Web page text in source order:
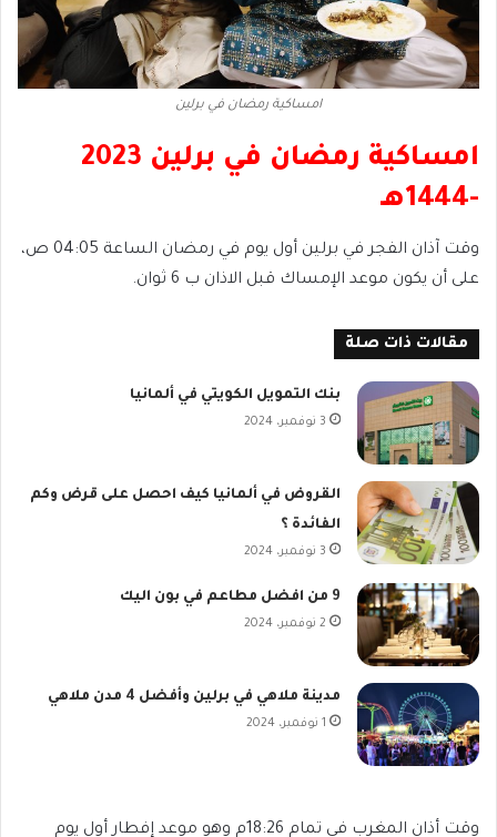
امساكية رمضان في برلين
امساكية رمضان في برلين 2023
-1444هـ
وقت آذان الفجر في برلين
أول يوم في رمضان الساعة 04:05 ص،
على أن يكون موعد الإمساك قبل الاذان ب 6 ثوان.
مقالات ذات صلة
بنك التمويل الكويتي في ألمانيا
3 نوفمبر، 2024
القروض في ألمانيا كيف احصل على قرض وكم
الفائدة ؟
3 نوفمبر، 2024
9 من افضل مطاعم في بون اليك
2 نوفمبر، 2024
مدينة ملاهي في برلين وأفضل 4 مدن ملاهي
1 نوفمبر، 2024
وقت أذان المغرب في تمام 18:26م وهو موعد إفطار أول يوم